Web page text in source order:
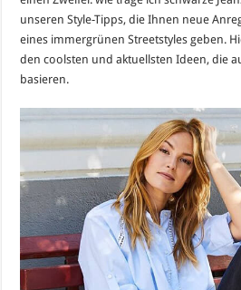
unseren Style-Tipps, die Ihnen neue
eines immergrünen Streetstyles geben.
den coolsten und aktuellsten Ideen, die
basieren.